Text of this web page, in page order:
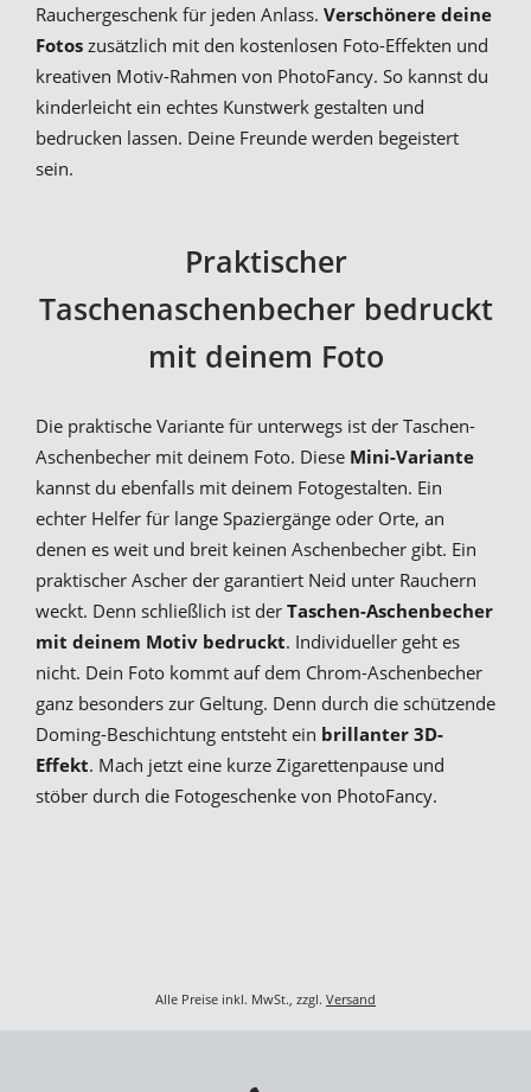
Rauchergeschenk für jeden Anlass. Verschönere deine
Fotos zusätzlich mit den kostenlosen Foto-Effekten und
kreativen Motiv-Rahmen von PhotoFancy. So kannst du
kinderleicht ein echtes Kunstwerk gestalten und
bedrucken lassen. Deine Freunde werden begeistert
sein.
Praktischer
Taschenaschenbecher bedruckt
mit deinem Foto
Die praktische Variante für unterwegs ist der Taschen-
Aschenbecher mit deinem Foto. Diese Mini-Variante
kannst du ebenfalls mit deinem Fotogestalten. Ein
echter Helfer für lange Spaziergänge oder Orte, an
denen es weit und breit keinen Aschenbecher gibt. Ein
praktischer Ascher der garantiert Neid unter Rauchern
weckt. Denn schließlich ist der Taschen-Aschenbecher
mit deinem Motiv bedruckt. Individueller geht es
nicht. Dein Foto kommt auf dem Chrom-Aschenbecher
ganz besonders zur Geltung. Denn durch die schützende
Doming-Beschichtung entsteht ein brillanter 3D-
Effekt. Mach jetzt eine kurze Zigarettenpause und
stöber durch die Fotogeschenke von PhotoFancy.
Alle Preise inkl. MwSt., zzgl. Versand